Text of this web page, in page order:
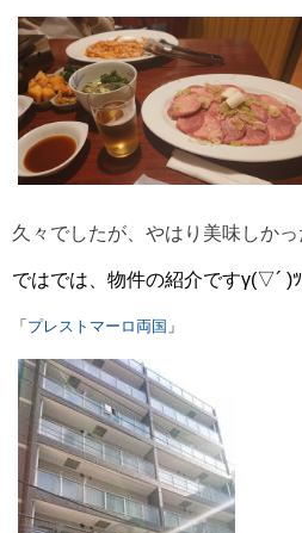
久々でしたが、やはり美味しかっ
ではでは、物件の紹介ですγ(▽´ )
「プレストマーロ両国 」